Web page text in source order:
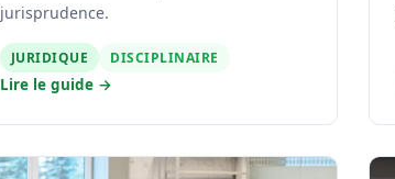
jurisprudence.
JURIDIQUE DISCIPLINAIRE
Lire le guide →